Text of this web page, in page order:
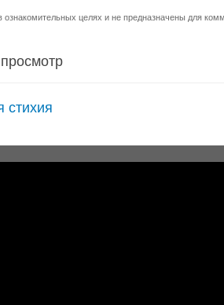
целях и не предназначены для
стихия